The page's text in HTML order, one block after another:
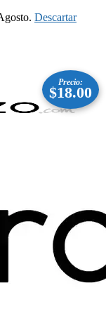
Descartar
Precio:
$18.00